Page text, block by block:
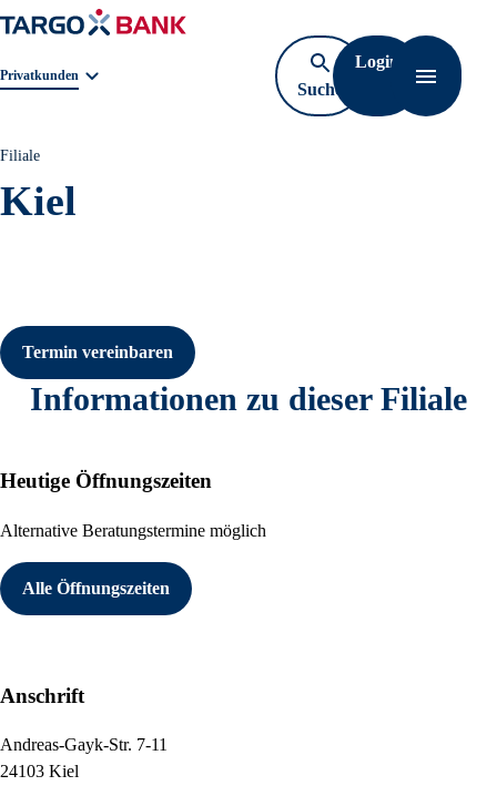
Geschäftsbereichnavigation. Aktuelle Auswahl:
Privatkunden
Suche
öffnen
Login
Filiale
Kiel
Termin vereinbaren
Informationen zu dieser Filiale
Heutige Öffnungszeiten
Alternative Beratungstermine möglich
Alle Öffnungszeiten
Anschrift
Andreas-Gayk-Str. 7-11
24103 Kiel